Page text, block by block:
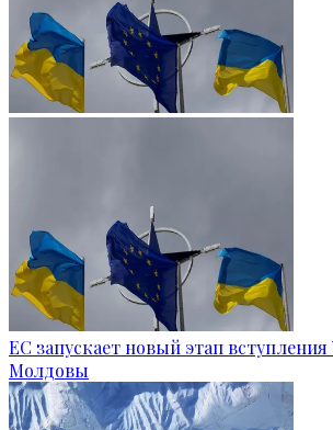
ЕС запускает новый этап
Молдовы